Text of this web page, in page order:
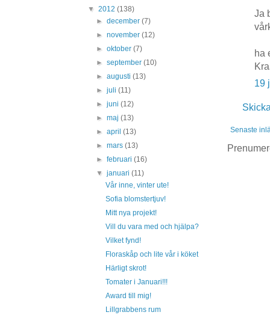
Ja
ha
19
Senaste
▼ 2012 (138)
►december(7)
►november(12)
►oktober(7)
►september(10)
►augusti(13)
►juli(11)
►juni(12)
►maj(13)
►april(13)
►mars(13)
►februari(16)
▼januari(11)
Vår inne, vinter ute!
Sofia blomstertjuv!
Mitt nya projekt!
Vill du vara med och hjälpa?
Vilket fynd!
Floraskåp och lite vår i köket
Härligt skrot!
Tomater i Januari!!!
Award till mig!
Lillgrabbens rum